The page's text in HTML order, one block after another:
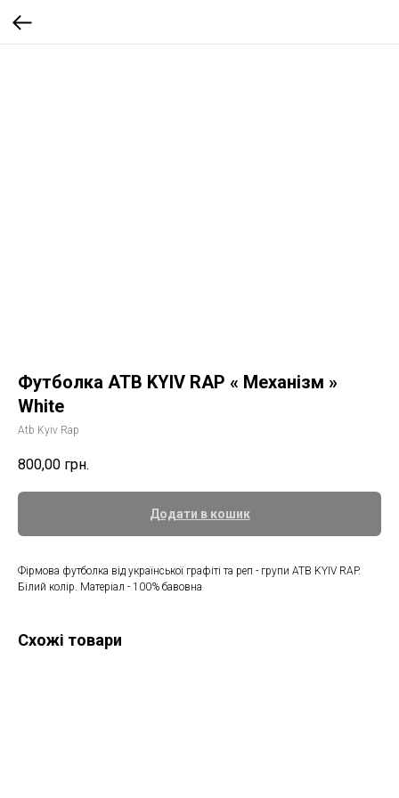
Футболка ATB KYIV RAP « Механізм »
White
Atb Kyiv Rap
800,00 грн.
Додати в кошик
Фірмова футболка від української графіті та реп - групи ATB KYIV RAP.
Білий колір. Матеріал - 100% бавовна
Схожі товари